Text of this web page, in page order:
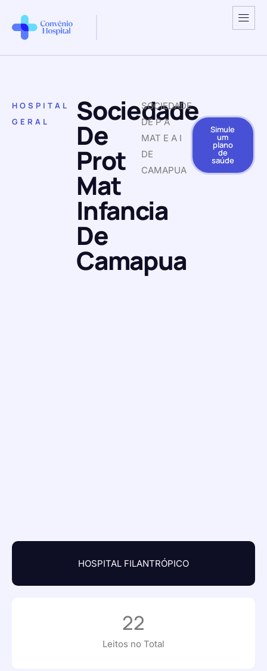
HOSPITAL
GERAL
Sociedade
De
Prot
Mat
Infancia
De
Camapua
SOCIEDADE
DE P A
MAT E A I
DE
CAMAPUA
Simule
um
plano
de
saúde
HOSPITAL FILANTRÓPICO
Leitos no Total
22